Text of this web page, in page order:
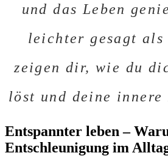
und das Leben
leichter gesagt als
zeigen dir, wie du
löst und deine innere
Entspannter leben –
Entschleunigung im